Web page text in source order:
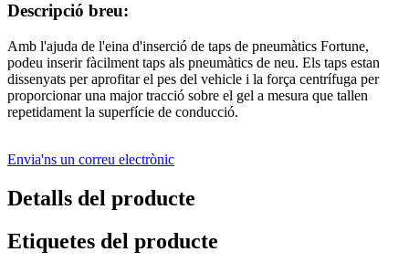
Descripció breu:
Amb l'ajuda de l'eina d'inserció de taps de pneumàtics Fortune,
podeu inserir fàcilment taps als pneumàtics de neu. Els taps estan
dissenyats per aprofitar el pes del vehicle i la força centrífuga per
proporcionar una major tracció sobre el gel a mesura que tallen
repetidament la superfície de conducció.
Envia'ns un correu electrònic
Detalls del producte
Etiquetes del producte